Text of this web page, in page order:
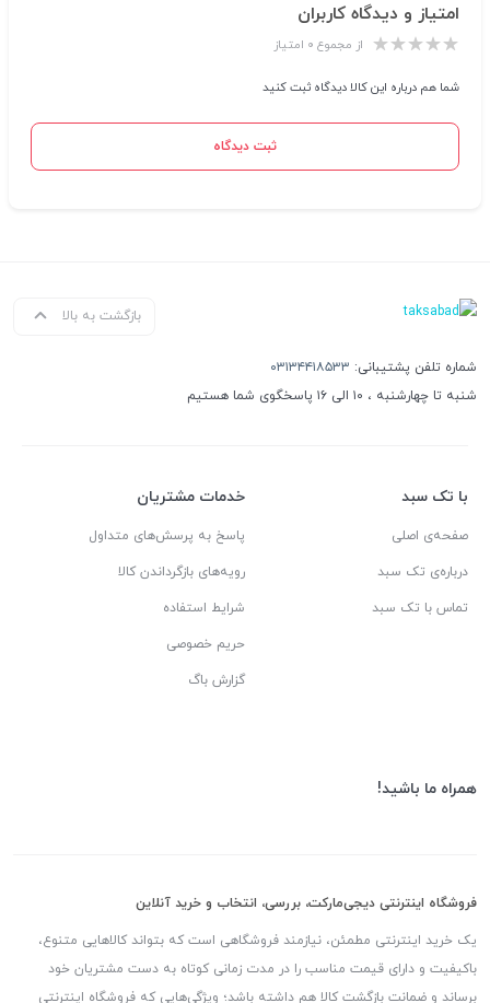
امتیاز و دیدگاه کاربران
از مجموع ۰ امتیاز
شما هم درباره این کالا دیدگاه ثبت کنید
ثبت دیدگاه
بازگشت به بالا
شماره تلفن پشتیبانی: ۰۳۱۳۴۴۱۸۵۳۳
شنبه تا چهارشنبه ، ۱۰ الی ۱۶ پاسخگوی شما هستیم
با تک سبد
صفحه‌ی اصلی
درباره‌ی تک سبد
تماس با تک سبد
خدمات مشتریان
پاسخ به پرسش‌های متداول
رویه‌های بازگرداندن کالا
شرایط استفاده
حریم خصوصی
گزارش باگ
همراه ما باشید!
فروشگاه اینترنتی دیجی‌مارکت، بررسی، انتخاب و خرید آنلاین
یک خرید اینترنتی مطمئن، نیازمند فروشگاهی است که بتواند کالاهایی متنوع،
باکیفیت و دارای قیمت مناسب را در مدت زمانی کوتاه به دست مشتریان خود
برساند و ضمانت بازگشت کالا هم داشته باشد؛ ویژگی‌هایی که فروشگاه اینترنتی